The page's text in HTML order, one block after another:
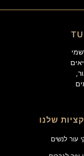
שלנו
עור לנשים